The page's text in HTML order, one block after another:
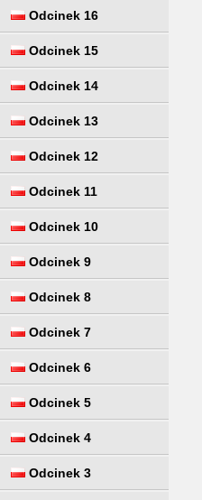
Odcinek 16
Odcinek 15
Odcinek 14
Odcinek 13
Odcinek 12
Odcinek 11
Odcinek 10
Odcinek 9
Odcinek 8
Odcinek 7
Odcinek 6
Odcinek 5
Odcinek 4
Odcinek 3